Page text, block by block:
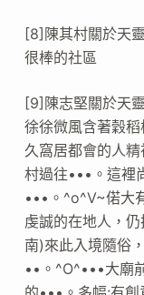
[8]陳其村關於天
很棒的社區
[9]陳志堅關於天
徐徐微風含著穀
久窩居都會的人
村過往•••。這裡
•••。^o^V~偌大
虔誠的在地人，
南)來此入境隨俗
••。^O^•••大廟